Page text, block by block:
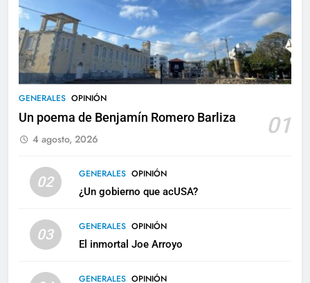
GENERALES OPINIÓN
Un poema de Benjamín Romero Barliza 01
4 agosto, 2026
02 GENERALES OPINIÓN
¿Un gobierno que acUSA?
03 GENERALES OPINIÓN
El inmortal Joe Arroyo
GENERALES OPINIÓN